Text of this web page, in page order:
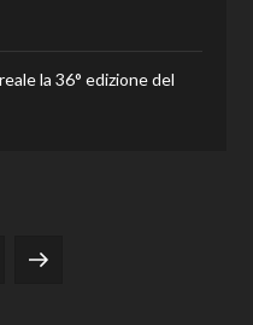
la 36° edizione del
Next